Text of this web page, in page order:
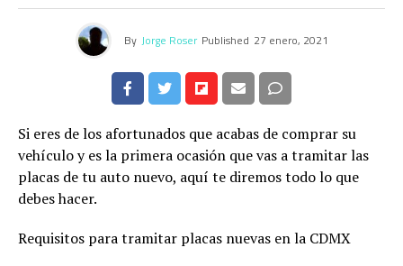
By Jorge Roser Published 27 enero, 2021
Si eres de los afortunados que acabas de comprar su
vehículo y es la primera ocasión que vas a tramitar las
placas de tu auto nuevo, aquí te diremos todo lo que
debes hacer.
Requisitos para tramitar placas nuevas en la CDMX